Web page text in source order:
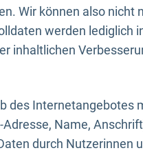
Wir können also
werden lediglich
inhaltlichen
des Internetangebotes
Name,
durch Nutzerinnen